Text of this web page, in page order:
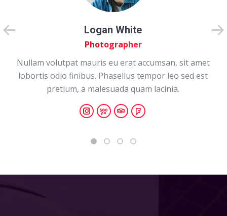
Logan White
Photographer
Nullam volutpat mauris eu erat accumsan, sit amet
lobortis odio finibus. Phasellus tempor leo sed est
pretium, a malesuada quam lacinia.
Instagram
500pxTripAdvisor
Foursquare